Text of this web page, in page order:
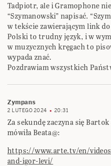
Tadpiotr, ale i Gramophone
“Szymanowski” napisać.
w tekście zawierającym link
Polski to trudny język, i w
w muzycznych kręgach to
wypada znać.
Pozdrawiam wszystkich
Zympans
2 LUTEGO 2024 20:31
Za sekundę zaczyna się
mówiła Beata@:
https://www.arte.tv/en/
and-igor-levi/